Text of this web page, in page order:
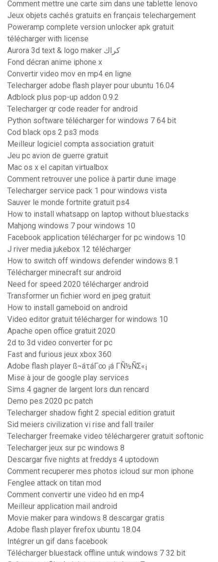
Comment mettre une carte sim dans une tablette lenovo
Jeux objets cachés gratuits en français telechargement
Poweramp complete version unlocker apk gratuit
télécharger with license
Aurora 3d text & logo maker كراك
Fond décran anime iphone x
Convertir video mov en mp4 en ligne
Telecharger adobe flash player pour ubuntu 16.04
Adblock plus pop-up addon 0.9.2
Telecharger qr code reader for android
Python software télécharger for windows 7 64 bit
Cod black ops 2 ps3 mods
Meilleur logiciel compta association gratuit
Jeu pc avion de guerre gratuit
Mac os x el capitan virtualbox
Comment retrouver une police à partir dune image
Telecharger service pack 1 pour windows vista
Sauver le monde fortnite gratuit ps4
How to install whatsapp on laptop without bluestacks
Mahjong windows 7 pour windows 10
Facebook application télécharger for pc windows 10
J river media jukebox 12 télécharger
How to switch off windows defender windows 8.1
Télécharger minecraft sur android
Need for speed 2020 télécharger android
Transformer un fichier word en jpeg gratuit
How to install gameboid on android
Video editor gratuit télécharger for windows 10
Apache open office gratuit 2020
2d to 3d video converter for pc
Fast and furious jeux xbox 360
Adobe flash player ß¬áτáΓ∞ ¡á ΓÑ½ÑΣ«¡
Mise à jour de google play services
Sims 4 gagner de largent lors dun rencard
Demo pes 2020 pc patch
Telecharger shadow fight 2 special edition gratuit
Sid meiers civilization vi rise and fall trailer
Telecharger freemake video téléchargerer gratuit softonic
Telecharger jeux sur pc windows 8
Descargar five nights at freddys 4 uptodown
Comment recuperer mes photos icloud sur mon iphone
Fenglee attack on titan mod
Comment convertir une video hd en mp4
Meilleur application mail android
Movie maker para windows 8 descargar gratis
Adobe flash player firefox ubuntu 18.04
Intégrer un gif dans facebook
Télécharger bluestack offline untuk windows 7 32 bit